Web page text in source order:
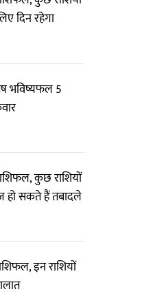
दिन रहेगा
भविष्यफल 5
कुछ राशियों
सकते हैं तबादले
इन राशियों